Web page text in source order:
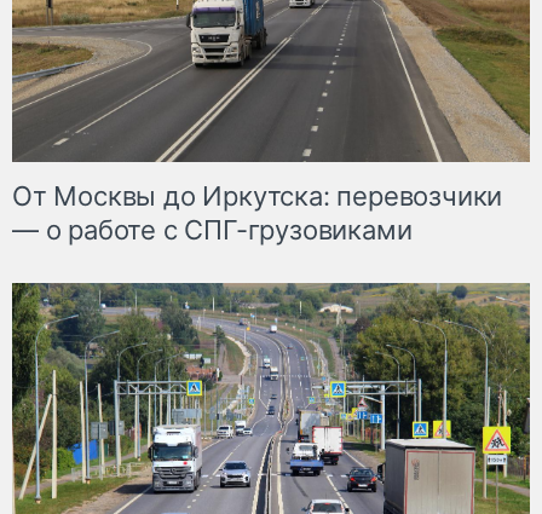
От Москвы до Иркутска: перевозчики
— о работе с СПГ-грузовиками